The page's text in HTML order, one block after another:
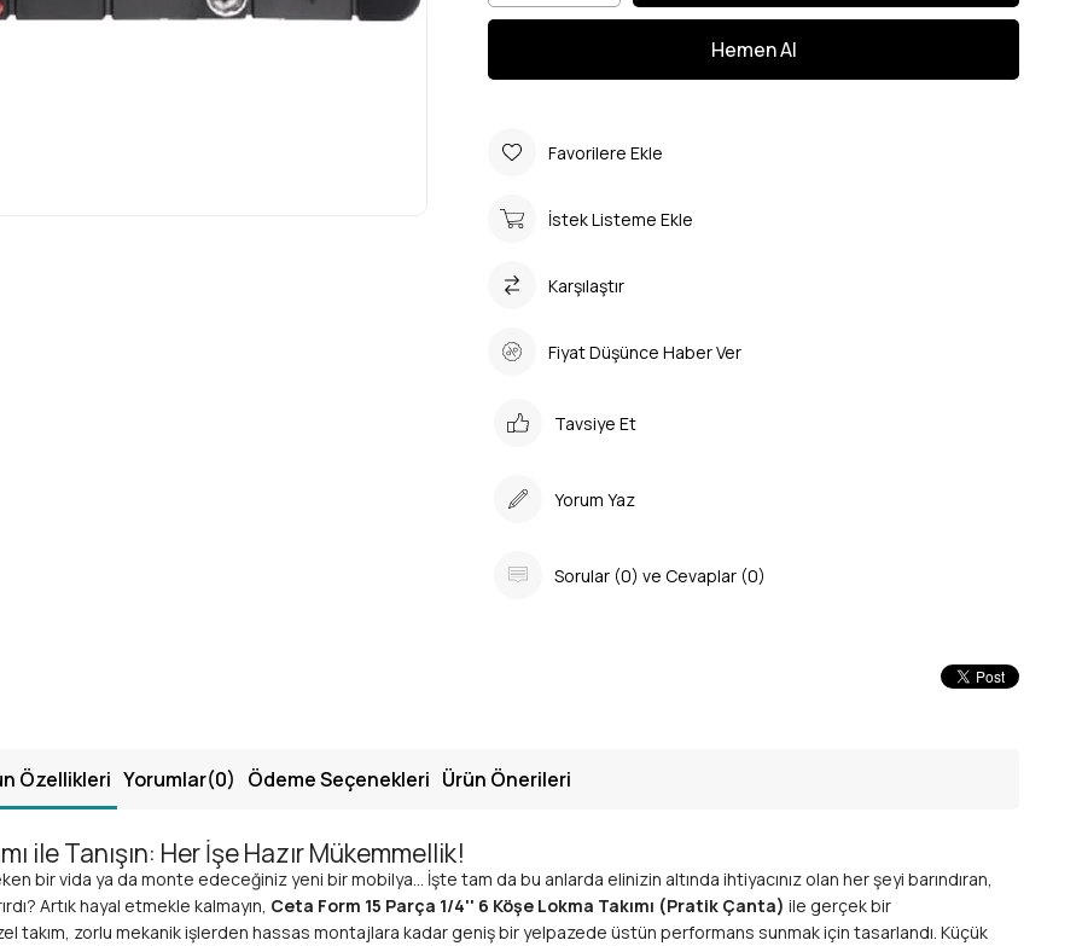
Favorilere Ekle
İstek Listeme Ekle
Karşılaştır
Fiyat Düşünce Haber Ver
Tavsiye Et
Yorum Yaz
Sorular (0) ve Cevaplar (0)
Özellikleri Yorumlar(0) Ödeme Seçenekleri Ürün Önerileri
ile Tanışın: Her İşe Hazır Mükemmellik!
bir vida ya da monte edeceğiniz yeni bir mobilya... İşte tam da bu anlarda elinizin altında ihtiyacınız olan her şeyi barındıran,
Artık hayal etmekle kalmayın, Ceta Form 15 Parça 1/4'' 6 Köşe Lokma Takımı (Pratik Çanta) ile gerçek bir
takım, zorlu mekanik işlerden hassas montajlara kadar geniş bir yelpazede üstün performans sunmak için tasarlandı. Küçük